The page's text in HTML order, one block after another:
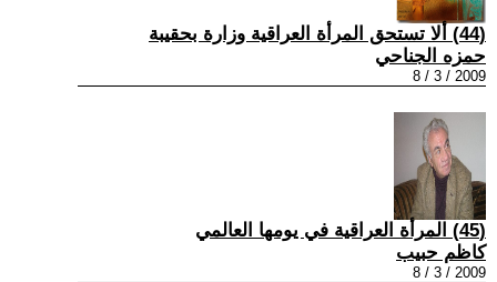
(44) ألا تستحق المرأة العراقية وزارة بحقيبة
حمزه الجناحي
2009 / 3 / 8
(45) المرأة العراقية في يومها العالمي
كاظم حبيب
2009 / 3 / 8